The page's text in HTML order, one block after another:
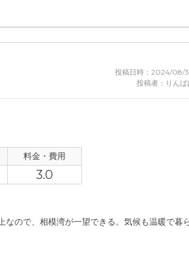
投稿日時：2024/08/
投稿者：りんぱ
料金・費用
3.0
ので、相模湾が一望できる。気候も温暖で暮